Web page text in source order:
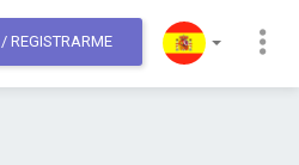
/ REGISTRARME